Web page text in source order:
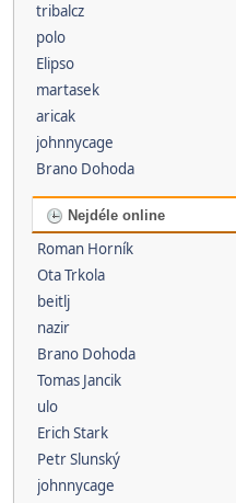
tribalcz
polo
Elipso
martasek
aricak
johnnycage
Brano Dohoda
Nejdéle online
Roman Horník
Ota Trkola
beitlj
nazir
Brano Dohoda
Tomas Jancik
ulo
Erich Stark
Petr Slunský
johnnycage